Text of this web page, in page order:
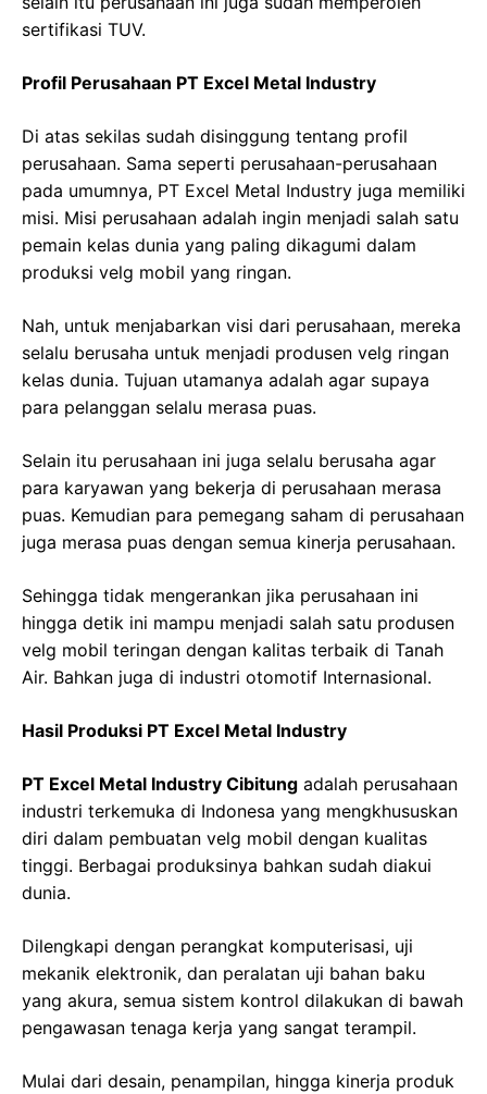
sertifikasi TUV.
Profil Perusahaan PT Excel Metal Industry
Di atas sekilas sudah disinggung tentang profil
perusahaan. Sama seperti perusahaan-perusahaan
pada umumnya, PT Excel Metal Industry juga memiliki
misi. Misi perusahaan adalah ingin menjadi salah satu
pemain kelas dunia yang paling dikagumi dalam
produksi velg mobil yang ringan.
Nah, untuk menjabarkan visi dari perusahaan, mereka
selalu berusaha untuk menjadi produsen velg ringan
kelas dunia. Tujuan utamanya adalah agar supaya
para pelanggan selalu merasa puas.
Selain itu perusahaan ini juga selalu berusaha agar
para karyawan yang bekerja di perusahaan merasa
puas. Kemudian para pemegang saham di perusahaan
juga merasa puas dengan semua kinerja perusahaan.
Sehingga tidak mengerankan jika perusahaan ini
hingga detik ini mampu menjadi salah satu produsen
velg mobil teringan dengan kalitas terbaik di Tanah
Air. Bahkan juga di industri otomotif Internasional.
Hasil Produksi PT Excel Metal Industry
PT Excel Metal Industry Cibitung adalah perusahaan
industri terkemuka di Indonesa yang mengkhususkan
diri dalam pembuatan velg mobil dengan kualitas
tinggi. Berbagai produksinya bahkan sudah diakui
dunia.
Dilengkapi dengan perangkat komputerisasi, uji
mekanik elektronik, dan peralatan uji bahan baku
yang akura, semua sistem kontrol dilakukan di bawah
pengawasan tenaga kerja yang sangat terampil.
Mulai dari desain, penampilan, hingga kinerja produk